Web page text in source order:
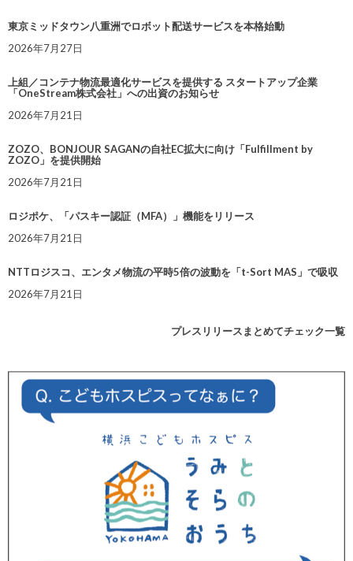
東京ミッドタウン八重洲でロボット配送サービスを本格始動
2026年7月27日
上組／コンテナ物流最適化サービスを提供する スタートアップ企業
「OneStream株式会社」への出資のお知らせ
2026年7月21日
ZOZO、BONJOUR SAGANの自社EC拡大に向け「Fulfillment by
ZOZO」を提供開始
2026年7月21日
ロジポケ、「パスキー認証（MFA）」機能をリリース
2026年7月21日
NTTロジスコ、エンタメ物流の平時5倍の波動を「t-Sort MAS」で吸収
2026年7月21日
プレスリリースまとめてチェック一覧